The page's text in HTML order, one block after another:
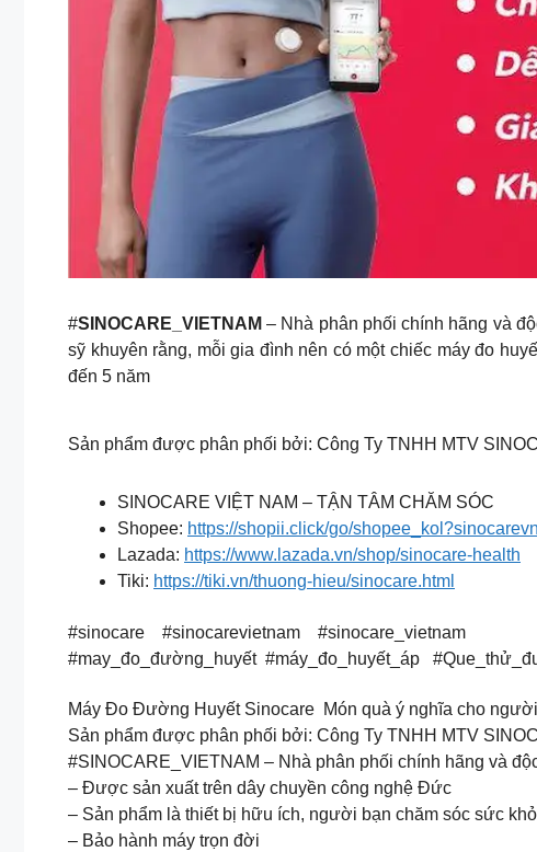
#SINOCARE_VIETNAM – Nhà phân phối chính hãng và
sỹ khuyên rằng, mỗi gia đình nên có một chiếc máy đo
đến 5 năm
Sản phẩm được phân phối bởi: Công Ty TNHH MTV
SINOCARE VIỆT NAM – TẬN TÂM CHĂM SÓC
Shopee: https://shopii.click/go/shopee_kol?sinocarevn
Lazada: https://www.lazada.vn/shop/sinocare-health
Tiki: https://tiki.vn/thuong-hieu/sinocare.html
#sinocare #sinocarevietnam #sinocare_vietnam
#may_đo_đường_huyết #máy_đo_huyết_áp
Máy Đo Đường Huyết Sinocare ️ Món quà ý nghĩa cho người
Sản phẩm được phân phối bởi: Công Ty TNHH MTV
#SINOCARE_VIETNAM – Nhà phân phối chính hãng và
– Được sản xuất trên dây chuyền công nghệ Đức
– Sản phẩm là thiết bị hữu ích, người bạn chăm sóc sức
– Bảo hành máy trọn đời